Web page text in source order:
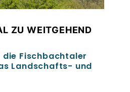
ZU WEITGEHEND
Fischbachtaler
Landschafts- und